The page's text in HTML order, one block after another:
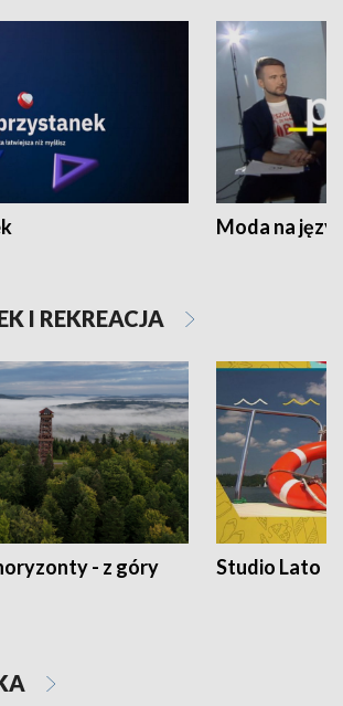
Moda na
I REKREACJA
- z góry
Studio Lato